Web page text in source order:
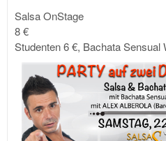
Salsa OnStage
8 €
Studenten 6 €, Bachata Sensual